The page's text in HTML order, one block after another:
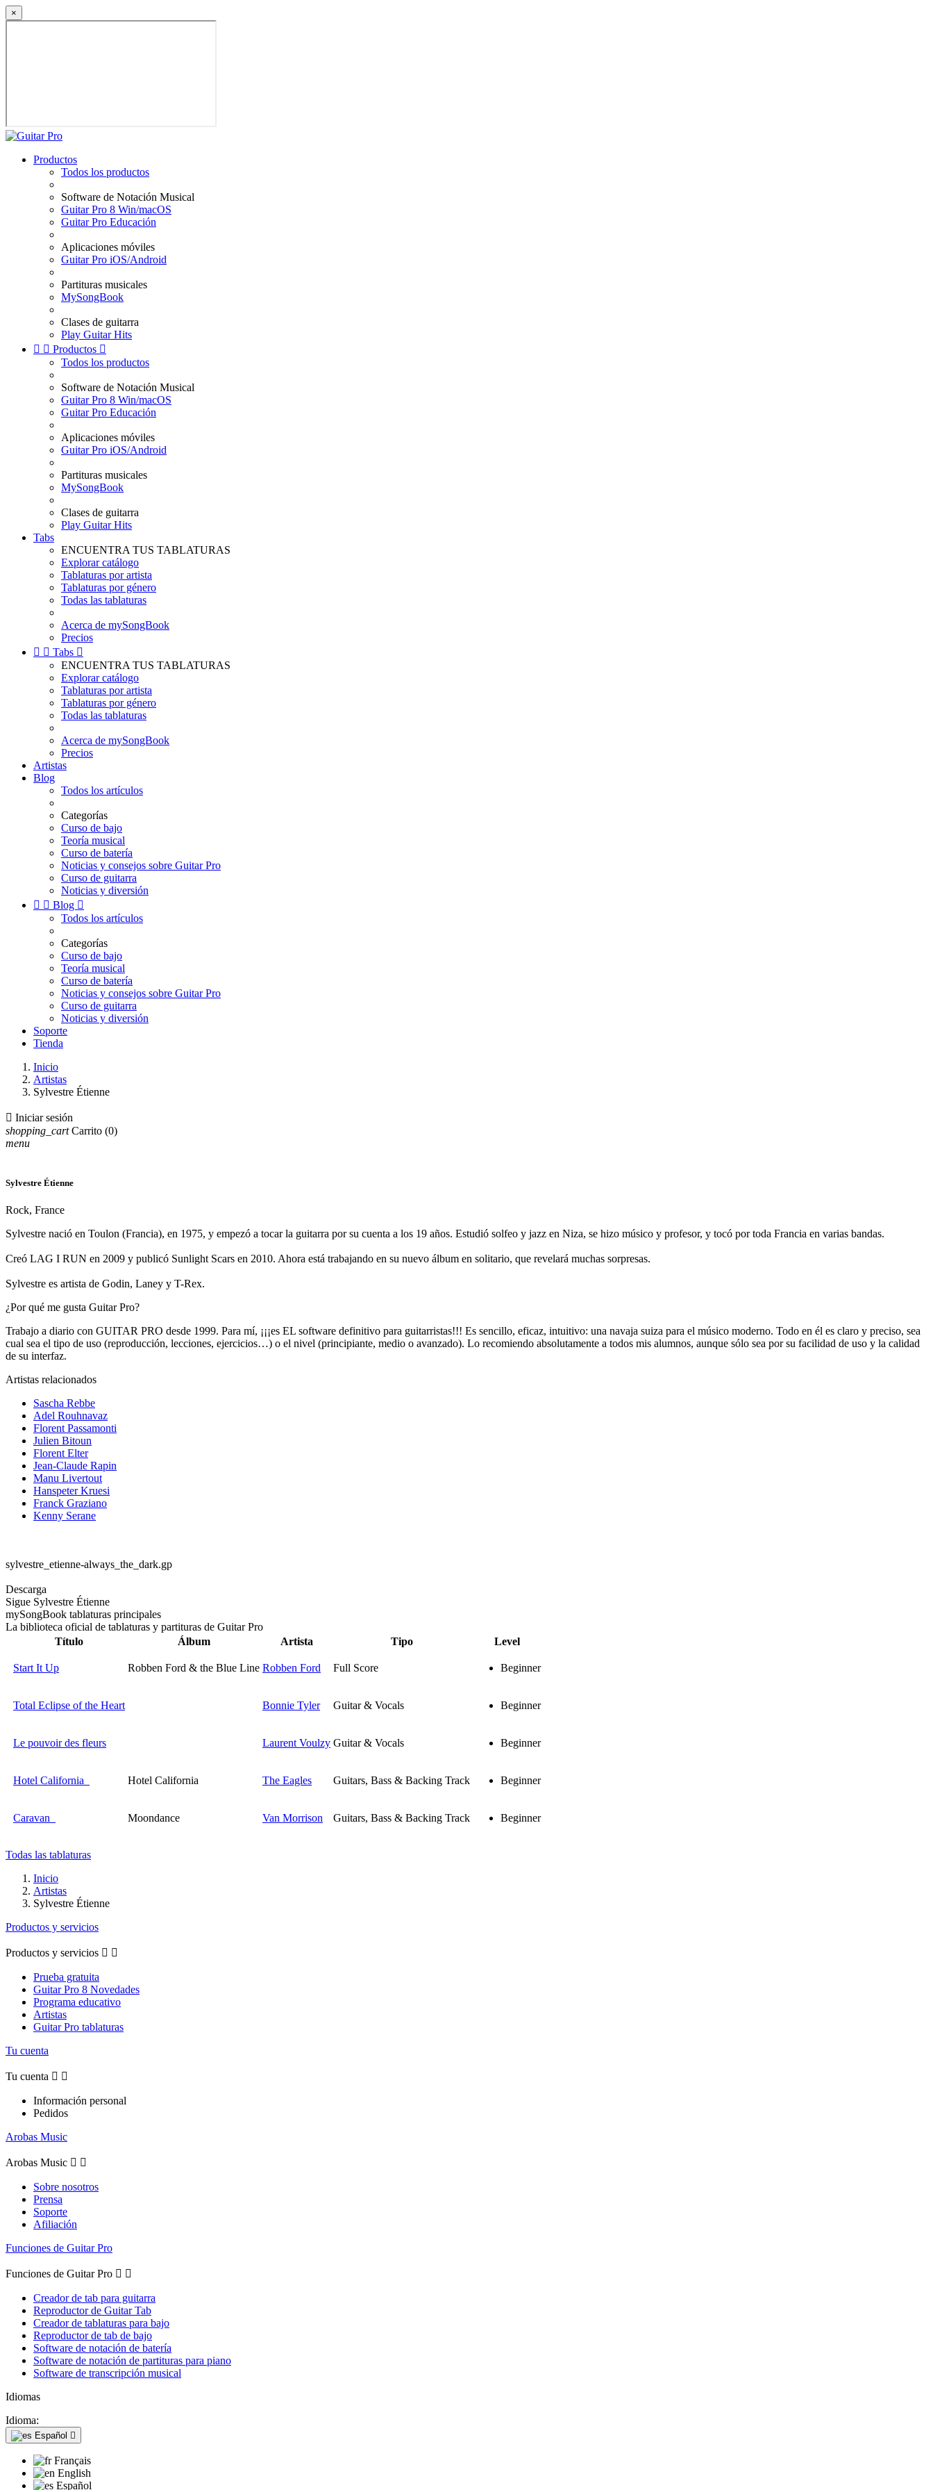
×
Productos
Todos los productos
Software de Notación Musical
Guitar Pro 8 Win/macOS
Guitar Pro Educación
Aplicaciones móviles
Guitar Pro iOS/Android
Partituras musicales
MySongBook
Clases de guitarra
Play Guitar Hits
  Productos 
Todos los productos
Software de Notación Musical
Guitar Pro 8 Win/macOS
Guitar Pro Educación
Aplicaciones móviles
Guitar Pro iOS/Android
Partituras musicales
MySongBook
Clases de guitarra
Play Guitar Hits
Tabs
ENCUENTRA TUS TABLATURAS
Explorar catálogo
Tablaturas por artista
Tablaturas por género
Todas las tablaturas
Acerca de mySongBook
Precios
  Tabs 
ENCUENTRA TUS TABLATURAS
Explorar catálogo
Tablaturas por artista
Tablaturas por género
Todas las tablaturas
Acerca de mySongBook
Precios
Artistas
Blog
Todos los artículos
Categorías
Curso de bajo
Teoría musical
Curso de batería
Noticias y consejos sobre Guitar Pro
Curso de guitarra
Noticias y diversión
  Blog 
Todos los artículos
Categorías
Curso de bajo
Teoría musical
Curso de batería
Noticias y consejos sobre Guitar Pro
Curso de guitarra
Noticias y diversión
Soporte
Tienda
Inicio
Artistas
Sylvestre Étienne
 Iniciar sesión
shopping_cart Carrito (0)
menu
Sylvestre Étienne
Rock, France
Sylvestre nació en Toulon (Francia), en 1975, y empezó a tocar la guitarra por su cuenta a los 19 años. Estudió solfeo y jazz en Niza, se hizo músico y profesor, y tocó por toda Francia en varias bandas.
Creó LAG I RUN en 2009 y publicó Sunlight Scars en 2010. Ahora está trabajando en su nuevo álbum en solitario, que revelará muchas sorpresas.
Sylvestre es artista de Godin, Laney y T-Rex.
¿Por qué me gusta Guitar Pro?
Trabajo a diario con GUITAR PRO desde 1999. Para mí, ¡¡¡es EL software definitivo para guitarristas!!! Es sencillo, eficaz, intuitivo: una navaja suiza para el músico moderno. Todo en él es claro y preciso, sea
cual sea el tipo de uso (reproducción, lecciones, ejercicios…) o el nivel (principiante, medio o avanzado). Lo recomiendo absolutamente a todos mis alumnos, aunque sólo sea por su facilidad de uso y la calidad
de su interfaz.
Artistas relacionados
Sascha Rebbe
Adel Rouhnavaz
Florent Passamonti
Julien Bitoun
Florent Elter
Jean-Claude Rapin
Manu Livertout
Hanspeter Kruesi
Franck Graziano
Kenny Serane
sylvestre_etienne-always_the_dark.gp
Descarga
Sigue Sylvestre Étienne
mySongBook tablaturas principales
La biblioteca oficial de tablaturas y partituras de Guitar Pro
Título
Álbum Artista Tipo Level
Start It Up Robben Ford & the Blue Line Robben Ford Full Score Beginner
Total Eclipse of the Heart Bonnie Tyler Guitar & Vocals Beginner
Le pouvoir des fleurs Laurent Voulzy Guitar & Vocals Beginner
Hotel California Hotel California The Eagles Guitars, Bass & Backing Track Beginner
Caravan Moondance Van Morrison Guitars, Bass & Backing Track Beginner
Todas las tablaturas
Inicio
Artistas
Sylvestre Étienne
Productos y servicios
Productos y servicios  
Prueba gratuita
Guitar Pro 8 Novedades
Programa educativo
Artistas
Guitar Pro tablaturas
Tu cuenta
Tu cuenta  
Información personal
Pedidos
Arobas Music
Arobas Music  
Sobre nosotros
Prensa
Soporte
Afiliación
Funciones de Guitar Pro
Funciones de Guitar Pro  
Creador de tab para guitarra
Reproductor de Guitar Tab
Creador de tablaturas para bajo
Reproductor de tab de bajo
Software de notación de batería
Software de notación de partituras para piano
Software de transcripción musical
Idiomas
Idioma:
Español 
Français
English
Español